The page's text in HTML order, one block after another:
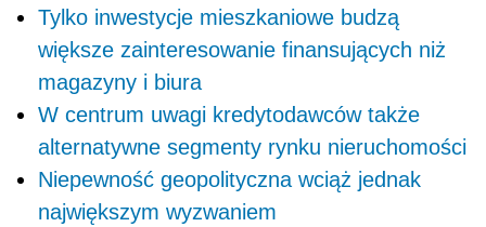
Tylko inwestycje mieszkaniowe budzą
większe zainteresowanie finansujących niż
magazyny i biura
W centrum uwagi kredytodawców także
alternatywne segmenty rynku nieruchomości
Niepewność geopolityczna wciąż jednak
największym wyzwaniem